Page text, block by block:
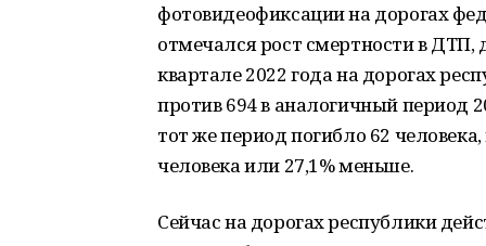
фотовидеофиксации на дорогах
отмечался рост смертности в
квартале 2022 года на дорогах
против 694 в аналогичный период
тот же период погибло 62
человека или 27,1% меньше.
Сейчас на дорогах республики